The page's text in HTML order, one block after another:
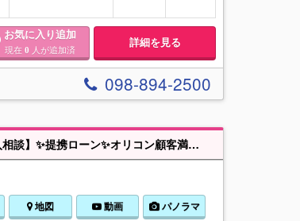
お気に入り追加
現在0 人が追加済 詳細を見る
098-894-2500
【A号棟】【大型キャッシュバック】＋【お引越し０円】＋【FP1級資格者による無料購入相談】✨提携ローン✨オリコン顧客満足度調査 住宅ローン「金利」「団体信用保険」部門１位の「auじぶん銀行」の対面紹介が可能です！※県内銀行、ネット銀行含め、ベストなローンをご案内します✨営業拠点✨北部～南部まで沖縄県内７拠点展開中！浦添本店、那覇久茂地店、浦添パルコ店、沖縄ライカム店、読谷ローヤルホテル店、読谷残波岬店、名護宮里店✨ミンサーハウスのこだわり✨リクルート（SUUMO）、大手金融機関などを経験した、沖縄特化の住宅・金融プロが専門性の高い情報提供にこだわって伴走します！Instagram、TikTokの総フォロワー数は「１万人以上」と「ミンサーハウス」は非常に多くのうちなんちゅに知って頂いております！※事前予約で年中２４時間、物件案内・相談可能です！
地図 動画 パノラマ